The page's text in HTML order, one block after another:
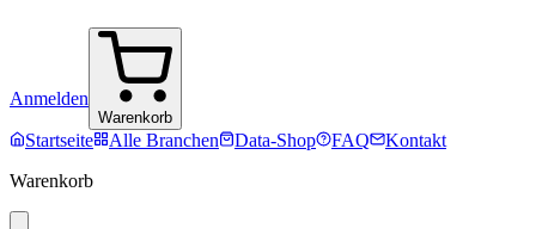
Anmelden
Warenkorb
Startseite Alle Branchen Data-Shop FAQ
Kontakt
Warenkorb